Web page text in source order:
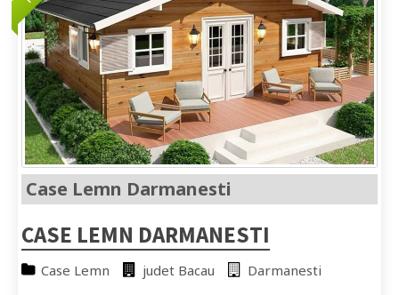
Case Lemn Darmanesti
CASE LEMN DARMANESTI
Case Lemn judet Bacau Darmanesti